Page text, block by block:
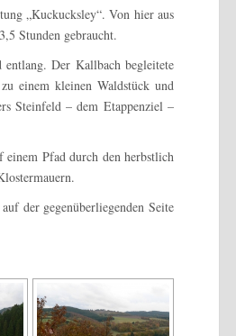
„Kuckucksley“. Von hier aus
Stunden gebraucht.
Der Kallbach begleitete
einem kleinen Waldstück und
Steinfeld – dem Etappenziel –
Pfad durch den herbstlich
der gegenüberliegenden Seite